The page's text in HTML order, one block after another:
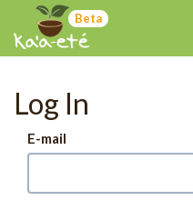
Beta
Log In
E-mail